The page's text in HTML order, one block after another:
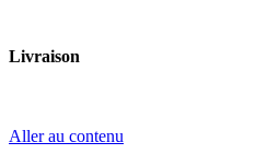
Livraison
Aller au contenu